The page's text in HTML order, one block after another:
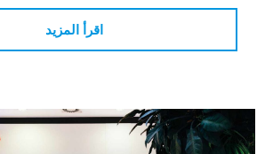
اقرأ المزيد